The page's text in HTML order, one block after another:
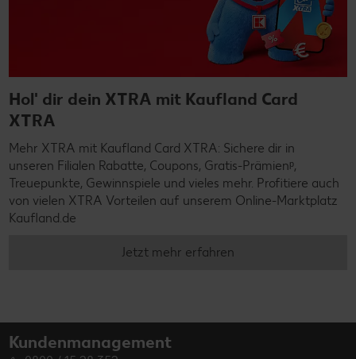
Hol' dir dein XTRA mit Kaufland Card
XTRA
Mehr XTRA mit Kaufland Card XTRA: Sichere dir in
unseren Filialen Rabatte, Coupons, Gratis-Prämienᵖ,
Treuepunkte, Gewinnspiele und vieles mehr. Profitiere auch
von vielen XTRA Vorteilen auf unserem Online-Marktplatz
Kaufland.de
Jetzt mehr erfahren
Kundenmanagement